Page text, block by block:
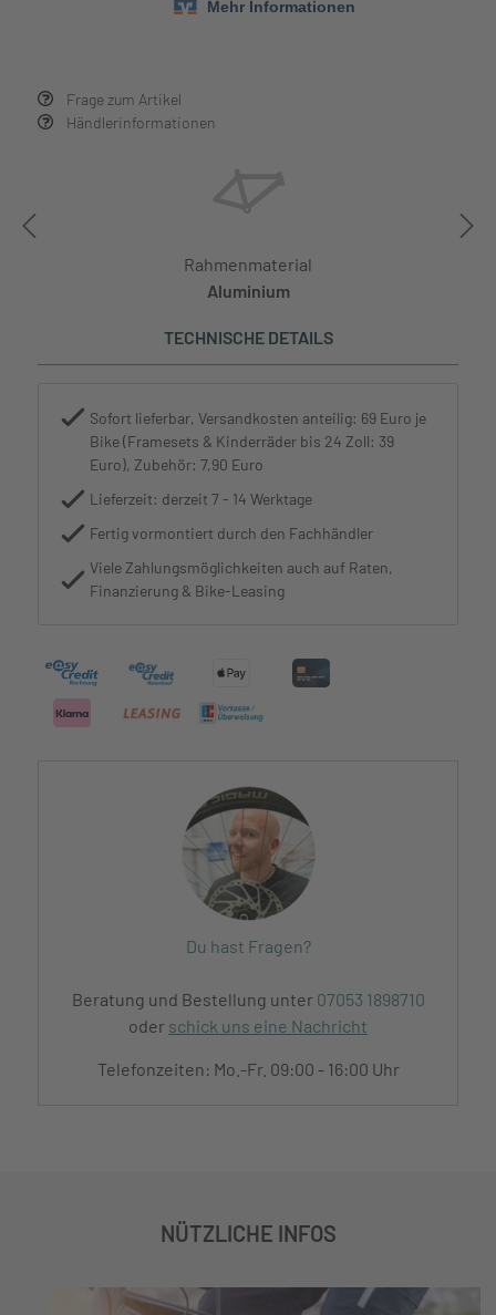
Frage zum Artikel
Händlerinformationen
Rahmenmaterial
Aluminium
TECHNISCHE DETAILS
Sofort lieferbar, Versandkosten anteilig: 69 Euro je
Bike (Framesets & Kinderräder bis 24 Zoll: 39
Euro), Zubehör: 7,90 Euro
Lieferzeit: derzeit 7 - 14 Werktage
Fertig vormontiert durch den Fachhändler
Viele Zahlungsmöglichkeiten auch auf Raten,
Finanzierung & Bike-Leasing
Du hast Fragen?
Beratung und Bestellung unter 07053 1898710
oder schick uns eine Nachricht
Telefonzeiten: Mo.-Fr. 09:00 - 16:00 Uhr
NÜTZLICHE INFOS